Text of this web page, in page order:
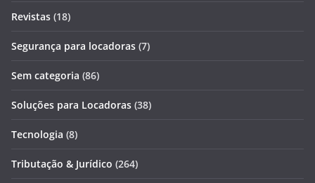
Revistas (18)
Segurança para locadoras (7)
Sem categoria (86)
Soluções para Locadoras (38)
Tecnologia (8)
Tributação & Jurídico (264)